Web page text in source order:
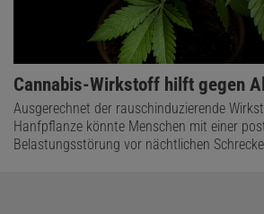
Cannabis-Wirkstoff hilft gegen
Ausgerechnet der rauschinduzierende
Hanfpflanze könnte Menschen mit einer
Belastungsstörung vor nächtlichen